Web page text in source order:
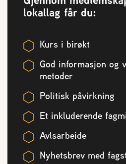
lokallag får du:
Kurs i birøkt
God informasjon og
metoder
Politisk påvirkning
Et inkluderende
Avlsarbeide
Nyhetsbrev med